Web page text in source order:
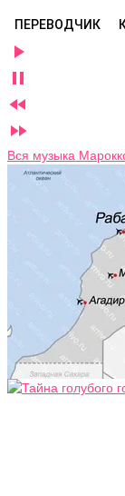
ПЕРЕВОДЧИК




Вся музыка